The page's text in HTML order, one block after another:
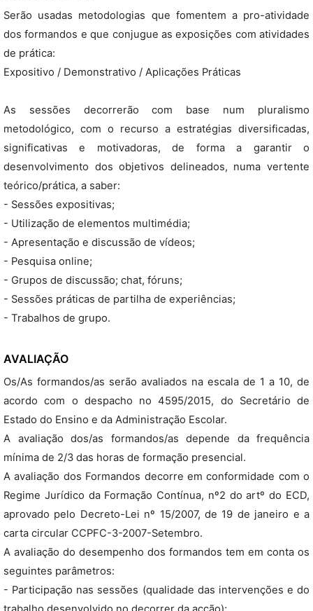
Serão usadas metodologias que fomentem a pro-atividade
dos formandos e que conjugue as exposições com atividades
de prática:
Expositivo / Demonstrativo / Aplicações Práticas
As sessões decorrerão com base num pluralismo
metodológico, com o recurso a estratégias diversificadas,
significativas e motivadoras, de forma a garantir o
desenvolvimento dos objetivos delineados, numa vertente
teórico/prática, a saber:
- Sessões expositivas;
- Utilização de elementos multimédia;
- Apresentação e discussão de vídeos;
- Pesquisa online;
- Grupos de discussão; chat, fóruns;
- Sessões práticas de partilha de experiências;
- Trabalhos de grupo.
AVALIAÇÃO
Os/As formandos/as serão avaliados na escala de 1 a 10, de
acordo com o despacho no 4595/2015, do Secretário de
Estado do Ensino e da Administração Escolar.
A avaliação dos/as formandos/as depende da frequência
mínima de 2/3 das horas de formação presencial.
A avaliação dos Formandos decorre em conformidade com o
Regime Jurídico da Formação Contínua, nº2 do artº do ECD,
aprovado pelo Decreto-Lei nº 15/2007, de 19 de janeiro e a
carta circular CCPFC-3-2007-Setembro.
A avaliação do desempenho dos formandos tem em conta os
seguintes parâmetros:
- Participação nas sessões (qualidade das intervenções e do